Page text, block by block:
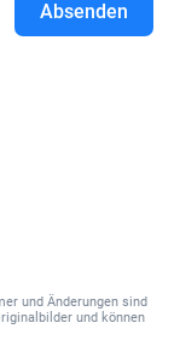
Absenden
und Änderungen sind
und können